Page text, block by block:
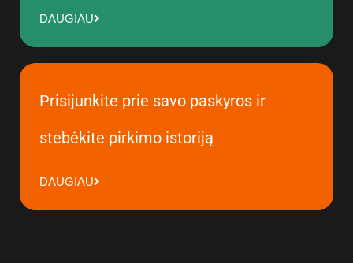
DAUGIAU
Prisijunkite prie savo paskyros ir
stebėkite pirkimo istoriją
DAUGIAU